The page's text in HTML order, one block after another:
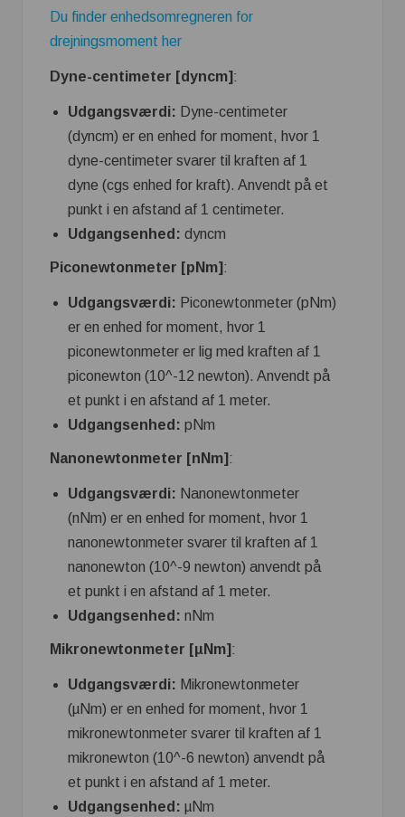
Du finder enhedsomregneren for
drejningsmoment her
Dyne-centimeter [dyncm] :
Udgangsværdi: Dyne-centimeter
(dyncm) er en enhed for moment, hvor 1
dyne-centimeter svarer til kraften af ​​1
dyne (cgs enhed for kraft). Anvendt på et
punkt i en afstand af 1 centimeter.
Udgangsenhed: dyncm
Piconewtonmeter [pNm] :
Udgangsværdi: Piconewtonmeter (pNm)
er en enhed for moment, hvor 1
piconewtonmeter er lig med kraften af ​​1
piconewton (10^-12 newton). Anvendt på
et punkt i en afstand af 1 meter.
Udgangsenhed: pNm
Nanonewtonmeter [nNm] :
Udgangsværdi: Nanonewtonmeter
(nNm) er en enhed for moment, hvor 1
nanonewtonmeter svarer til kraften af ​​1
nanonewton (10^-9 newton) anvendt på
et punkt i en afstand af 1 meter.
Udgangsenhed: nNm
Mikronewtonmeter [µNm] :
Udgangsværdi: Mikronewtonmeter
(µNm) er en enhed for moment, hvor 1
mikronewtonmeter svarer til kraften af ​​1
mikronewton (10^-6 newton) anvendt på
et punkt i en afstand af 1 meter.
Udgangsenhed: µNm